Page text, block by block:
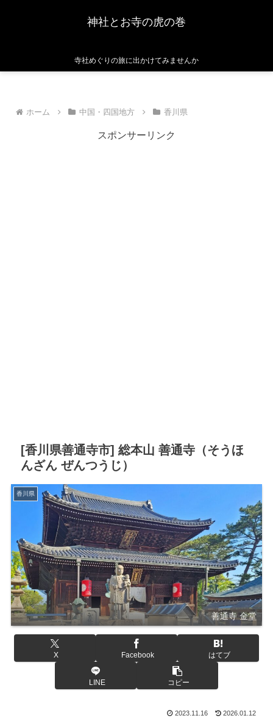
神社とお寺の虎の巻
寺社めぐりの旅に出かけてみませんか
ホーム 中国・四国地方 香川県
スポンサーリンク
[香川県善通寺市] 総本山 善通寺（そうほ
んざん ぜんつうじ）
香川県
善通寺 金堂
X Facebook はてブ
LINE コピー
2023.11.16 2026.01.12